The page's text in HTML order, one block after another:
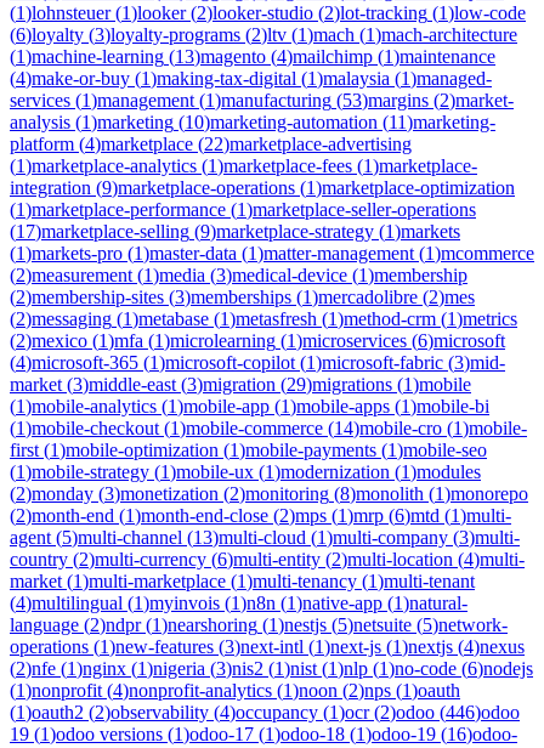
(1)lohnsteuer(1)looker(2)looker-studio (2)lot-tracking (1)low-code
(6)loyalty (3)loyalty-programs (2)ltv (1)mach (1)mach-architecture
(1)machine-learning (13)magento (4)mailchimp (1)maintenance
(4)make-or-buy (1)making-tax-digital (1)malaysia (1)managed-
services (1)management (1)manufacturing (53)margins (2)market-
analysis (1)marketing (10)marketing-automation (11)marketing-
platform (4)marketplace (22)marketplace-advertising
(1)marketplace-analytics (1)marketplace-fees (1)marketplace-
integration (9)marketplace-operations (1)marketplace-optimization
(1)marketplace-performance (1)marketplace-seller-operations
(17)marketplace-selling (9)marketplace-strategy (1)markets
(1)markets-pro (1)master-data (1)matter-management (1)mcommerce
(2)measurement (1)media (3)medical-device (1)membership
(2)membership-sites (3)memberships (1)mercadolibre (2)mes
(2)messaging (1)metabase (1)metasfresh (1)method-crm (1)metrics
(2)mexico (1)mfa (1)microlearning (1)microservices (6)microsoft
(4)microsoft-365 (1)microsoft-copilot (1)microsoft-fabric (3)mid-
market (3)middle-east (3)migration (29)migrations (1)mobile
(1)mobile-analytics (1)mobile-app (1)mobile-apps (1)mobile-bi
(1)mobile-checkout (1)mobile-commerce (14)mobile-cro (1)mobile-
first (1)mobile-optimization (1)mobile-payments (1)mobile-seo
(1)mobile-strategy (1)mobile-ux (1)modernization (1)modules
(2)monday (3)monetization (2)monitoring (8)monolith (1)monorepo
(2)month-end (1)month-end-close (2)mps (1)mrp (6)mtd (1)multi-
agent (5)multi-channel (13)multi-cloud (1)multi-company (3)multi-
country (2)multi-currency (6)multi-entity (2)multi-location (4)multi-
market (1)multi-marketplace (1)multi-tenancy (1)multi-tenant
(4)multilingual (1)myinvois (1)n8n (1)native-app (1)natural-
language (2)ndpr(1)nearshoring (1)nestjs (5)netsuite (5)network-
operations (1)new-features (3)next-intl (1)next-js (1)nextjs (4)nexus
(2)nfe (1)nginx (1)nigeria (3)nis2 (1)nist (1)nlp (1)no-code (6)nodejs
(1)nonprofit (4)nonprofit-analytics (1)noon (2)nps (1)oauth
(1)oauth2 (2)observability (4)occupancy (1)ocr(2)odoo (446)odoo
19 (1)odoo versions (1)odoo-17 (1)odoo-18 (1)odoo-19 (16)odoo-